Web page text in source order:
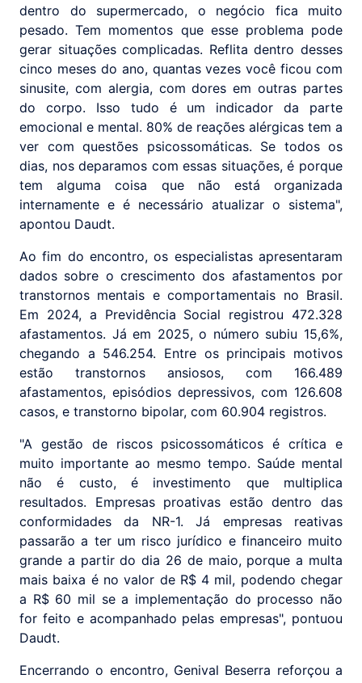
dentro do supermercado, o negócio fica muito
pesado. Tem momentos que esse problema pode
gerar situações complicadas. Reflita dentro desses
cinco meses do ano, quantas vezes você ficou com
sinusite, com alergia, com dores em outras partes
do corpo. Isso tudo é um indicador da parte
emocional e mental. 80% de reações alérgicas tem a
ver com questões psicossomáticas. Se todos os
dias, nos deparamos com essas situações, é porque
tem alguma coisa que não está organizada
internamente e é necessário atualizar o sistema",
apontou Daudt.
Ao fim do encontro, os especialistas apresentaram
dados sobre o crescimento dos afastamentos por
transtornos mentais e comportamentais no Brasil.
Em 2024, a Previdência Social registrou 472.328
afastamentos. Já em 2025, o número subiu 15,6%,
chegando a 546.254. Entre os principais motivos
estão transtornos ansiosos, com 166.489
afastamentos, episódios depressivos, com 126.608
casos, e transtorno bipolar, com 60.904 registros.
"A gestão de riscos psicossomáticos é crítica e
muito importante ao mesmo tempo. Saúde mental
não é custo, é investimento que multiplica
resultados. Empresas proativas estão dentro das
conformidades da NR-1. Já empresas reativas
passarão a ter um risco jurídico e financeiro muito
grande a partir do dia 26 de maio, porque a multa
mais baixa é no valor de R$ 4 mil, podendo chegar
a R$ 60 mil se a implementação do processo não
for feito e acompanhado pelas empresas", pontuou
Daudt.
Encerrando o encontro, Genival Beserra reforçou a